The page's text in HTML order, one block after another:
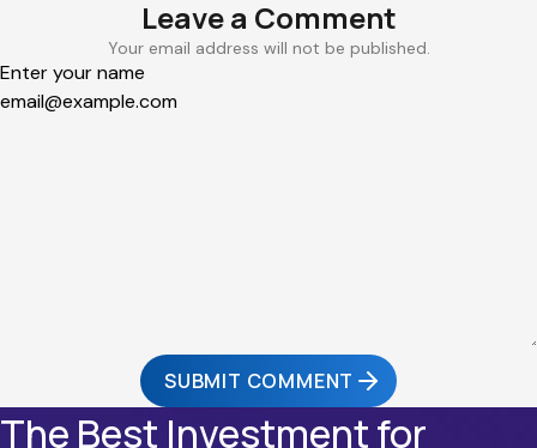
Leave a Comment
Your email address will not be published.
SUBMIT COMMENT
The Best Investment for